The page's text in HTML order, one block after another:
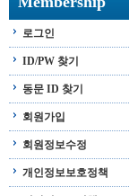
로그인
ID/PW 찾기
동문 ID 찾기
회원가입
회원정보수정
개인정보보호정책